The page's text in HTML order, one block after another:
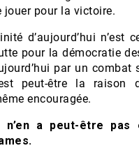
jouer pour la victoire.
d’aujourd’hui n’est
pour la démocratie
par un combat
peut-être la raison
encouragée.
n’en a peut-être pas